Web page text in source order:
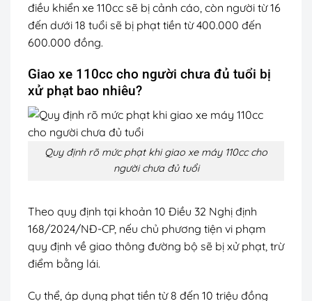
điều khiển xe 110cc sẽ bị cảnh cáo, còn người từ 16
đến dưới 18 tuổi sẽ bị phạt tiền từ 400.000 đến
600.000 đồng.
Giao xe 110cc cho người chưa đủ tuổi bị
xử phạt bao nhiêu?
Quy định rõ mức phạt khi giao xe máy 110cc cho
người chưa đủ tuổi
Theo quy định tại khoản 10 Điều 32 Nghị định
168/2024/NĐ-CP, nếu chủ phương tiện vi phạm
quy định về giao thông đường bộ sẽ bị xử phạt, trừ
điểm bằng lái.
Cụ thể, áp dụng phạt tiền từ 8 đến 10 triệu đồng